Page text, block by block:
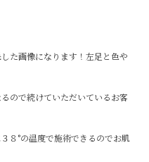
た画像になります！左足と色や
ので続けていただいているお客
８°の温度で施術できるのでお肌